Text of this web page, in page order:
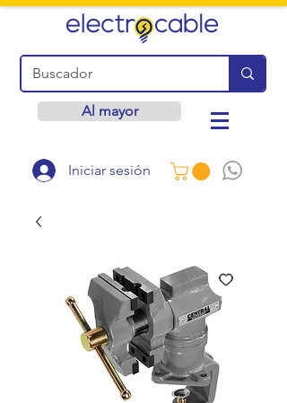
Al mayor
Iniciar sesión